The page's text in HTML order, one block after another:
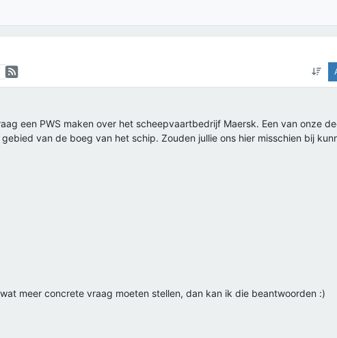
een PWS maken over het scheepvaartbedrijf Maersk. Een van onze
van de boeg van het schip. Zouden jullie ons hier misschien bij
meer concrete vraag moeten stellen, dan kan ik die beantwoorden :)